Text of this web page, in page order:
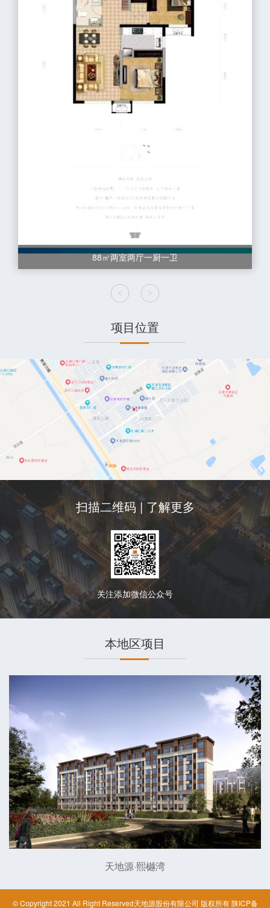
88㎡两室两厅一厨一卫
项目位置
扫描二维码 | 了解更多
关注添加微信公众号
本地区项目
天地源·熙樾湾
© Copyright 2021 All Right Reserved天地源股份有限公司 版权所有陕ICP备